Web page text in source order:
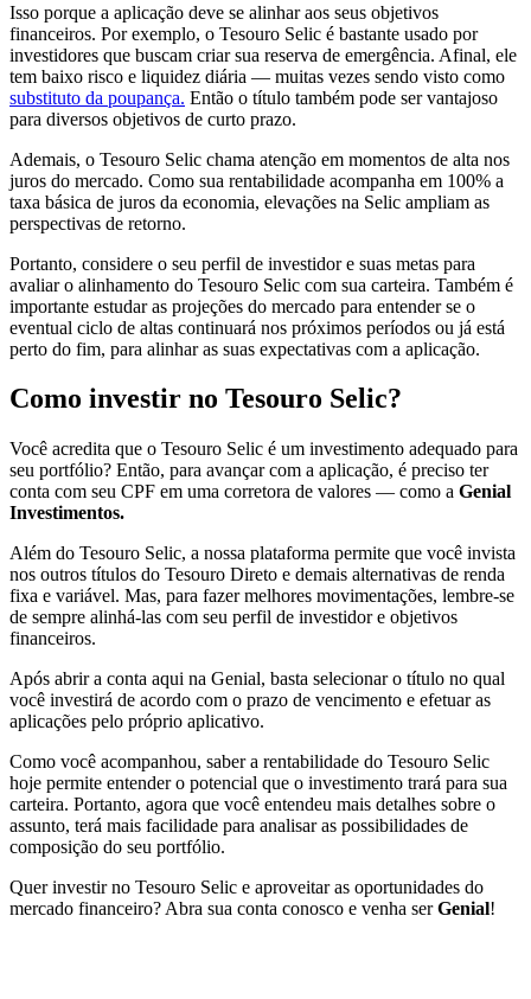
Isso porque a aplicação deve se alinhar aos seus objetivos
financeiros. Por exemplo, o Tesouro Selic é bastante usado por
investidores que buscam criar sua reserva de emergência. Afinal, ele
tem baixo risco e liquidez diária — muitas vezes sendo visto como
substituto da poupança. Então o título também pode ser vantajoso
para diversos objetivos de curto prazo.
Ademais, o Tesouro Selic chama atenção em momentos de alta nos
juros do mercado. Como sua rentabilidade acompanha em 100% a
taxa básica de juros da economia, elevações na Selic ampliam as
perspectivas de retorno.
Portanto, considere o seu perfil de investidor e suas metas para
avaliar o alinhamento do Tesouro Selic com sua carteira. Também é
importante estudar as projeções do mercado para entender se o
eventual ciclo de altas continuará nos próximos períodos ou já está
perto do fim, para alinhar as suas expectativas com a aplicação.
Como investir no Tesouro Selic?
Você acredita que o Tesouro Selic é um investimento adequado para
seu portfólio? Então, para avançar com a aplicação, é preciso ter
conta com seu CPF em uma corretora de valores — como a Genial
Investimentos.
Além do Tesouro Selic, a nossa plataforma permite que você invista
nos outros títulos do Tesouro Direto e demais alternativas de renda
fixa e variável. Mas, para fazer melhores movimentações, lembre-se
de sempre alinhá-las com seu perfil de investidor e objetivos
financeiros.
Após abrir a conta aqui na Genial, basta selecionar o título no qual
você investirá de acordo com o prazo de vencimento e efetuar as
aplicações pelo próprio aplicativo.
Como você acompanhou, saber a rentabilidade do Tesouro Selic
hoje permite entender o potencial que o investimento trará para sua
carteira. Portanto, agora que você entendeu mais detalhes sobre o
assunto, terá mais facilidade para analisar as possibilidades de
composição do seu portfólio.
Quer investir no Tesouro Selic e aproveitar as oportunidades do
mercado financeiro? Abra sua conta conosco e venha serGenial!